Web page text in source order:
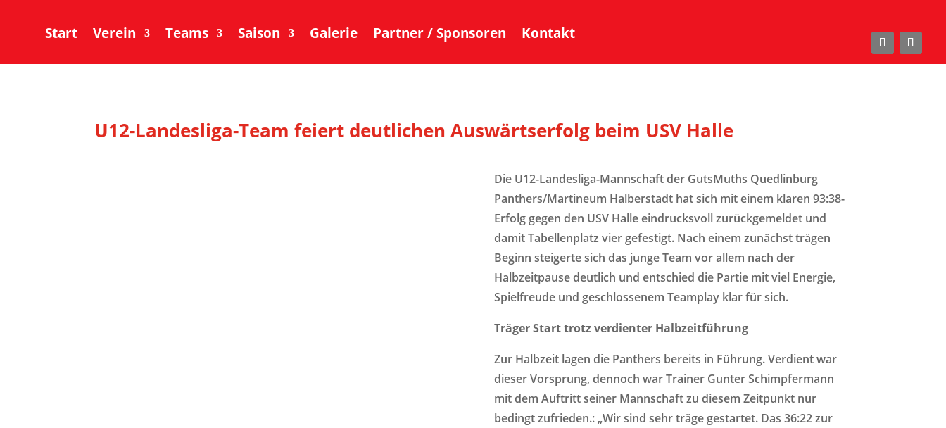
Start Verein Teams Saison Galerie Partner / Sponsoren Kontakt
U12-Landesliga-Team feiert deutlichen Auswärtserfolg beim USV Halle
Die U12-Landesliga-Mannschaft der GutsMuths Quedlinburg
Panthers/Martineum Halberstadt hat sich mit einem klaren 93:38-
Erfolg gegen den USV Halle eindrucksvoll zurückgemeldet und
damit Tabellenplatz vier gefestigt. Nach einem zunächst trägen
Beginn steigerte sich das junge Team vor allem nach der
Halbzeitpause deutlich und entschied die Partie mit viel Energie,
Spielfreude und geschlossenem Teamplay klar für sich.
Träger Start trotz verdienter Halbzeitführung
Zur Halbzeit lagen die Panthers bereits in Führung. Verdient war
dieser Vorsprung, dennoch war Trainer Gunter Schimpfermann
mit dem Auftritt seiner Mannschaft zu diesem Zeitpunkt nur
bedingt zufrieden.: „Wir sind sehr träge gestartet. Das 36:22 zur